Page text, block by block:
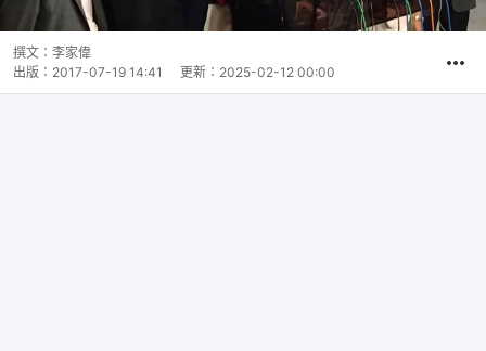
撰文： 李家偉
出版： 2017-07-19 14:41 更新： 2025-02-12 00:00